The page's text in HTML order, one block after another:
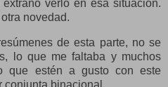
verlo en esa situación.
novedad.
de esta parte, no se
lo que me faltaba y muchos
que estén a gusto con este
conjunta binacional.